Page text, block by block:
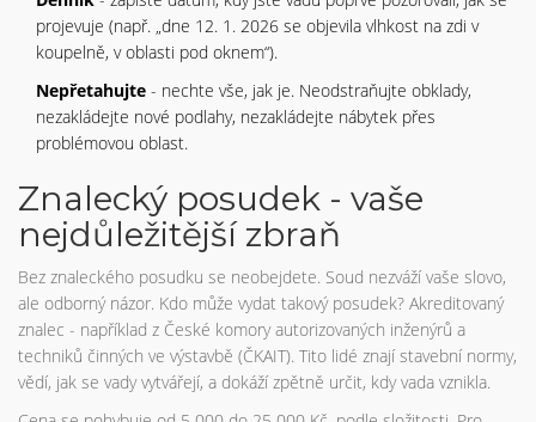
projevuje (např. „dne 12. 1. 2026 se objevila vlhkost na zdi v
koupelně, v oblasti pod oknem“).
Nepřetahujte - nechte vše, jak je. Neodstraňujte obklady,
nezakládejte nové podlahy, nezakládejte nábytek přes
problémovou oblast.
Znalecký posudek - vaše
nejdůležitější zbraň
Bez znaleckého posudku se neobejdete. Soud nezváží vaše slovo,
ale odborný názor. Kdo může vydat takový posudek? Akreditovaný
znalec - například z České komory autorizovaných inženýrů a
techniků činných ve výstavbě (ČKAIT). Tito lidé znají stavební normy,
vědí, jak se vady vytvářejí, a dokáží zpětně určit, kdy vada vznikla.